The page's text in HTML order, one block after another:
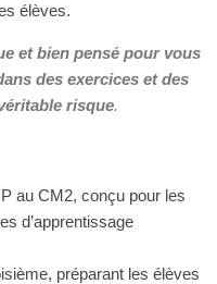
élèves.
et bien pensé pour vous
des exercices et des
risque.
au CM2, conçu pour les
d’apprentissage
préparant les élèves